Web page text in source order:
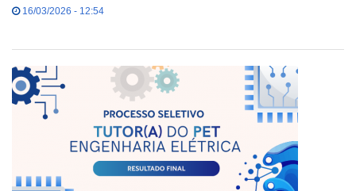
16/03/2026 - 12:54